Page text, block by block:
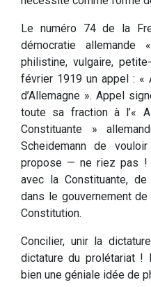
Le numéro 74 de la
démocratie
philistine, vulgaire,
février 1919 un appel : «
d’Allemagne ». Appel
toute sa fraction à l’«
Constituante »
Scheidemann de
propose — ne riez pas
avec la Constituante,
dans le gouvernement de
Constitution.
Concilier, unir la
dictature du prolétariat
bien une géniale idée de